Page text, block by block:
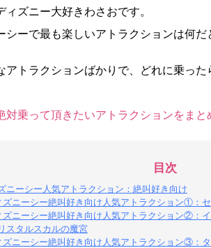
ィズニー大好きわさおです。
シーで最も楽しいアトラクションは何だ
アトラクションばかりで、どれに乗っ
対乗って頂きたいアトラクションをまと
目次
ニーシー人気アトラクション：絶叫好き向け
ズニーシー絶叫好き向け人気アトラクション①：
ズニーシー絶叫好き向け人気アトラクション②：
スタルスカルの魔宮
ズニーシー絶叫好き向け人気アトラクション③：